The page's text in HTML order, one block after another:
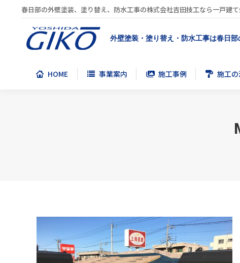
春日部の外壁塗装、塗り替え、防水工事の株式会社吉田技工なら一戸建
外壁塗装・塗り替え・防水工事は春日
HOME 事業案内 施工事例 施工
HOME 事業案内 施工事例 施工